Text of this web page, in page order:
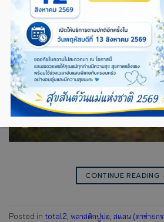
CONTINUE READING
Posted in total2 พลาสติกปูบ่อ สแลน (ตาข่ายก